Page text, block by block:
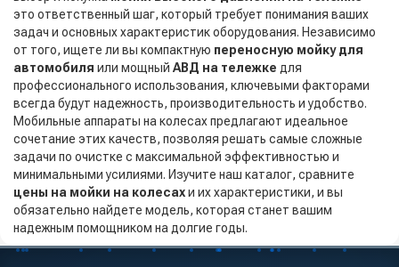
это ответственный шаг, который требует понимания ваших
задач и основных характеристик оборудования. Независимо
от того, ищете ли вы компактную переносную мойку для
автомобиля или мощный АВД на тележке для
профессионального использования, ключевыми факторами
всегда будут надежность, производительность и удобство.
Мобильные аппараты на колесах предлагают идеальное
сочетание этих качеств, позволяя решать самые сложные
задачи по очистке с максимальной эффективностью и
минимальными усилиями. Изучите наш каталог, сравните
цены на мойки на колесахи их характеристики, и вы
обязательно найдете модель, которая станет вашим
надежным помощником на долгие годы.